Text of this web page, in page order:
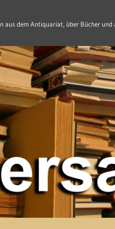
aus dem Antiquariat, über Bücher und